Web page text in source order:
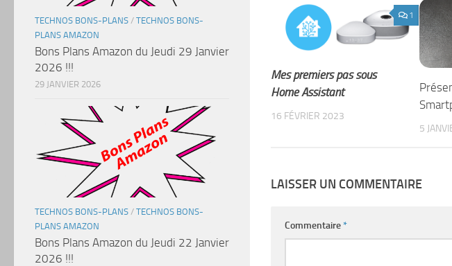
1
Mes premiers pas sous
Home Assistant
16 FÉVRIER 2023
5
LAISSER UN COMMENTAIRE
Commentaire*
TECHNOS BONS-PLANS / TECHNOS BONS-
PLANS AMAZON
Bons Plans Amazon du Jeudi 29 Janvier
2026 !!!
29 JANVIER 2026
TECHNOS BONS-PLANS / TECHNOS BONS-
PLANS AMAZON
Bons Plans Amazon du Jeudi 22 Janvier
2026 !!!